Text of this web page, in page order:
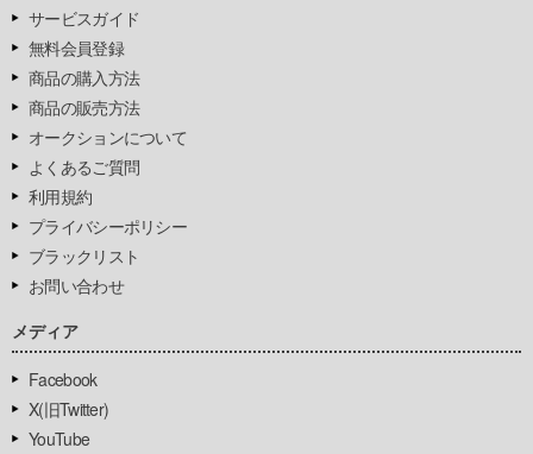
サービスガイド
無料会員登録
商品の購入方法
商品の販売方法
オークションについて
よくあるご質問
利用規約
プライバシーポリシー
ブラックリスト
お問い合わせ
メディア
Facebook
X(旧Twitter)
YouTube